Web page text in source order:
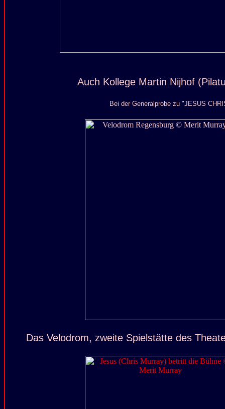
Auch Kollege Martin Nijhof
Bei der Generalprobe zu "JESUS
Das Velodrom, zweite Spielstätte des